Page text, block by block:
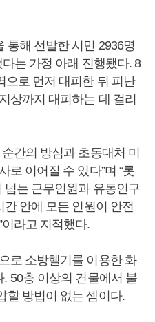
통해 선발한 시민 2936명
는 가정 아래 진행됐다. 8
으로 먼저 대피한 뒤 피난
상까지 대피하는 데 걸리
간의 방심과 초동대처 미
로 이어질 수 있다”며 “롯
는 근무인원과 유동인구
안에 모든 인원이 안전
라고 지적했다.
로 소방헬기를 이용한 화
50층 이상의 건물에서 불
할 방법이 없는 셈이다.